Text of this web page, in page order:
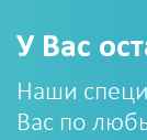
У Вас
Наши
Вас по